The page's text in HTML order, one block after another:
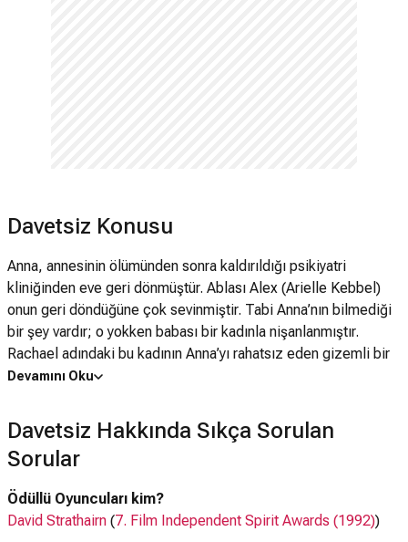
Davetsiz Konusu
Anna, annesinin ölümünden sonra kaldırıldığı psikiyatri
kliniğinden eve geri dönmüştür. Ablası Alex (Arielle Kebbel)
onun geri döndüğüne çok sevinmiştir. Tabi Anna’nın bilmediği
bir şey vardır; o yokken babası bir kadınla nişanlanmıştır.
Rachael adındaki bu kadının Anna’yı rahatsız eden gizemli bir
yanı vardır. Eve geri döndükten sonra her şeyin iyiye gideceğini
aslında birer hayalet olduklarını öğrendiğinde işler daha da
kötüye gitmeye başlar. İki kız kardeş bir yandan Rachael’ın
gerçekte kim olduğunu öğrenmeye çalışırken bir yandan da
hayaletlerle dolu olan bu evde hayatta kalmaya çalışacaklardır.
Devamını Oku
Davetsiz Hakkında Sıkça Sorulan
Sorular
Ödüllü Oyuncuları kim?
David Strathairn (7. Film Independent Spirit Awards (1992))